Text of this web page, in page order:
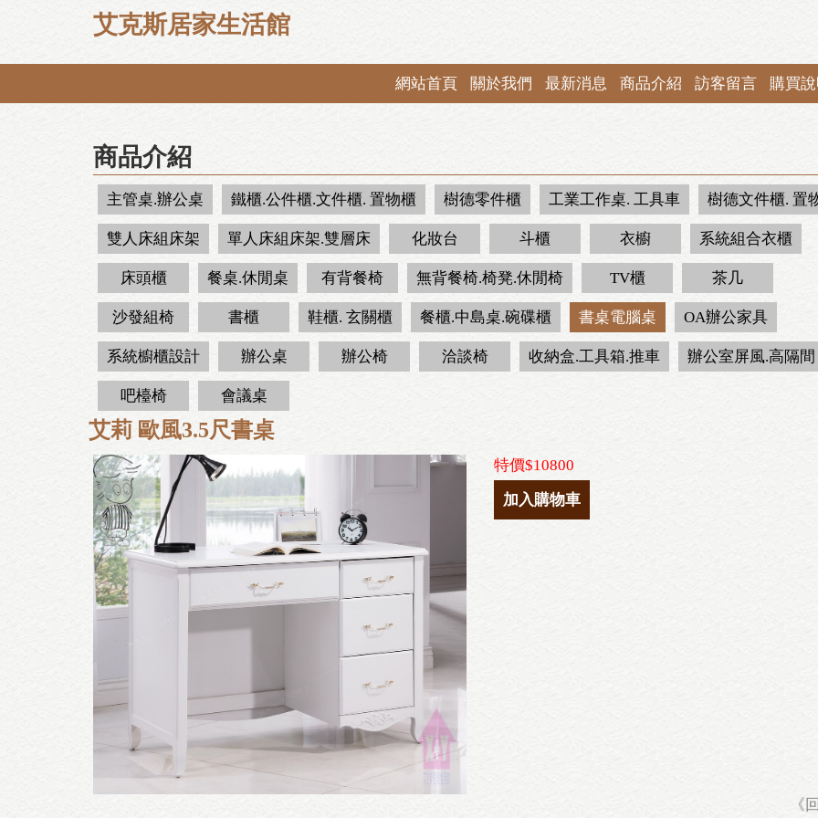
艾克斯居家生活館
網站首頁 關於我們 最新消息 商品介紹 訪客留言 購買
商品介紹
主管桌.辦公桌 鐵櫃.公件櫃.文件櫃. 置物櫃 樹德零件櫃 工業工作桌. 工具車 樹德文件櫃. 置
雙人床組床架 單人床組床架.雙層床 化妝台 斗櫃 衣櫥 系統組合衣櫃
床頭櫃 餐桌.休閒桌 有背餐椅 無背餐椅.椅凳.休閒椅 TV櫃 茶几
沙發組椅 書櫃 鞋櫃. 玄關櫃 餐櫃.中島桌.碗碟櫃 書桌電腦桌 OA辦公家具
系統櫥櫃設計 辦公桌 辦公椅 洽談椅 收納盒.工具箱.推車 辦公室屏風.高隔間
吧檯椅 會議桌
艾莉 歐風3.5尺書桌
特價$10800
加入購物車
《